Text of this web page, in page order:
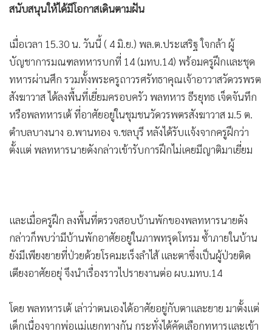
• จีน
• อาชญากรรม
• Motoring
• เกม
• วิทยาศาสตร์
• SMEs
• หุ้น
• อินโดจีน
Factcheck
ญี่ปุ่น
• News1
• Gotomanager
ศูนย์ข่าวศรีราชา-พลทหารสุดปลื้ม ผบ.มทบ.14 ลงพื้นที่เยี่ยม
ครอบครัว หลังทราบจากครูฝึกว่ามีฐานะยากจน ดำเนินชีวิตค่อน
สนับสนุนให้ได้มีโอกาสเดินตามฝัน
เมื่อเวลา 15.30 น. วันนี้ ( 4 มิ.ย.) พล.ต.ประเสริฐ ใจกล้า ผู้
บัญชาการมณฑลทหารบกที่ 14 (มทบ.14) พร้อมครูฝึกและชุด
สังฆาวาส ได้ลงพื้นที่เยี่ยมครอบครัว พลทหาร ธีรยุทธ เจ็ดจันทึก
หรือพลทหารเต้ ที่อาศัยอยู่ในชุมชนวัดวรพตรสังฆาวาส ม.5 ต.